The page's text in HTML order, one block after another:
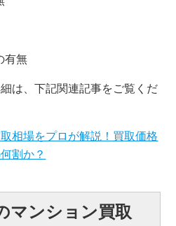
有無
は、下記関連記事をご覧くだ
相場をプロが解説！買取価格
割か？
マンション買取